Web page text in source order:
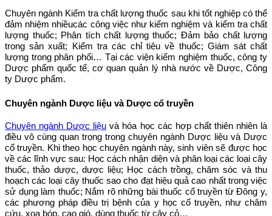
Chuyên ngành Kiểm tra chất lượng thuốc sau khi tốt nghiệp có thể
đảm nhiệm nhiềucác công việc như kiểm nghiệm và kiểm tra chất
lượng thuốc; Phân tích chất lượng thuốc; Đảm bảo chất lượng
trong sản xuất; Kiểm tra các chỉ tiêu về thuốc; Giám sát chất
lượng trong phân phối… Tại các viện kiểm nghiệm thuốc, công ty
Dược phẩm quốc tế, cơ quan quản lý nhà nước về Dược, Công
ty Dược phẩm.
Chuyên ngành Dược liệu và Dược cổ truyền
Chuyên ngành Dược liệu và hóa học các hợp chất thiên nhiên là
điều vô cùng quan trọng trong chuyên ngành Dược liệu và Dược
cổ truyền. Khi theo học chuyên ngành này, sinh viên sẽ được học
về các lĩnh vực sau: Học cách nhận diện và phân loại các loại cây
thuốc, thảo dược, dược liệu; Học cách trồng, chăm sóc và thu
hoạch các loại cây thuốc sao cho đạt hiệu quả cao nhất trong việc
sử dụng làm thuốc; Nắm rõ những bài thuốc cổ truyền từ Đông y,
các phương pháp điều trị bệnh của y học cổ truyền, như châm
cứu, xoa bóp, cạo gió, dùng thuốc từ cây cỏ…